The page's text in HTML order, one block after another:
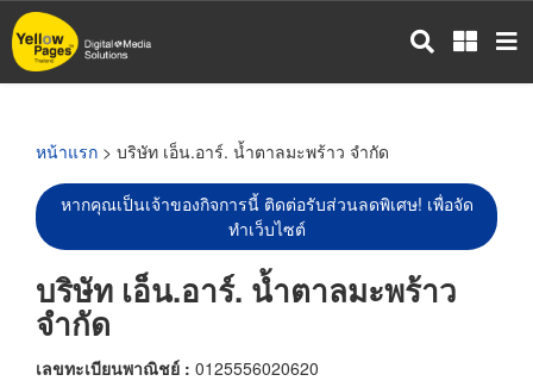
ข้าม
ไป
หน้าแรก > บริษัท เอ็น.อาร์. น้ำตาลมะพร้าว จำกัด
หากคุณเป็นเจ้าของกิจการนี้ ติดต่อรับส่วนลดพิเศษ! เพื่อจัด
ทำเว็บไซต์
บริษัท เอ็น.อาร์. น้ำตาลมะพร้าว
จำกัด
เลขทะเบียนพาณิชย์ : 0125556020620